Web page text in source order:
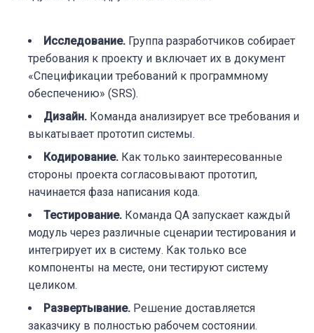
Исследование. Группа разработчиков собирает
требования к проекту и включает их в документ
«Спецификации требований к программному
обеспечению» (SRS).
Дизайн. Команда анализирует все требования и
выкатывает прототип системы.
Кодирование. Как только заинтересованные
стороны проекта согласовывают прототип,
начинается фаза написания кода.
Тестирование. Команда QA запускает каждый
модуль через различные сценарии тестирования и
интегрирует их в систему. Как только все
компоненты на месте, они тестируют систему
целиком.
Развертывание. Решение доставляется
заказчику в полностью рабочем состоянии.